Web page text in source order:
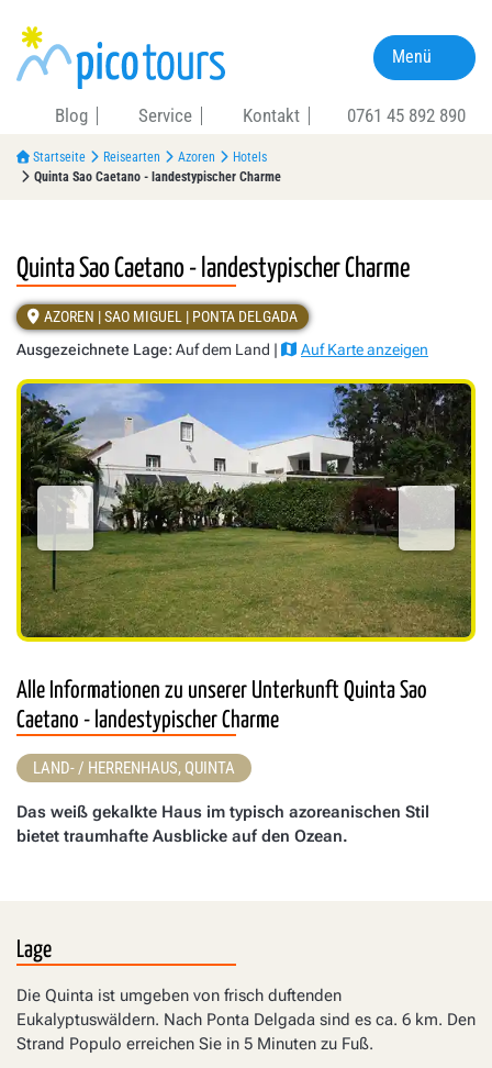
Blog Service Kontakt 0761 45 892 890
Menü
Startseite Reisearten Azoren
Hotels
Quinta Sao Caetano - landestypischer Charme
Quinta Sao Caetano - landestypischer Charme
AZOREN | SAO MIGUEL | PONTA DELGADA
Ausgezeichnete Lage: Auf dem Land | Auf Karte anzeigen
Alle Informationen zu unserer Unterkunft Quinta Sao
Caetano - landestypischer Charme
LAND- / HERRENHAUS, QUINTA
Das weiß gekalkte Haus im typisch azoreanischen Stil
bietet traumhafte Ausblicke auf den Ozean.
Lage
Die Quinta ist umgeben von frisch duftenden
Eukalyptuswäldern. Nach Ponta Delgada sind es ca. 6 km. Den
Strand Populo erreichen Sie in 5 Minuten zu Fuß.